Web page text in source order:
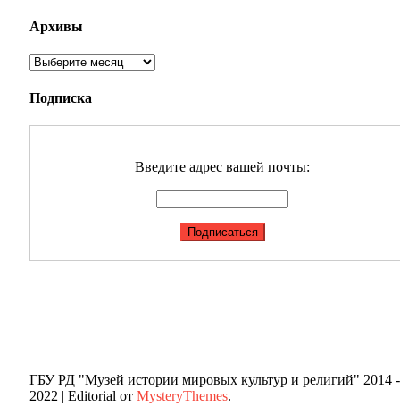
Архивы
Архивы
Подписка
Введите адрес вашей почты:
ГБУ РД "Музей истории мировых культур и религий" 2014 -
2022 | Editorial от MysteryThemes.